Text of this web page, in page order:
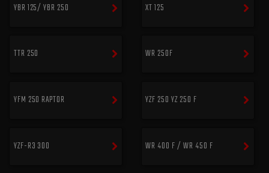
YBR 125/ YBR 250 XT 125
TTR 250 WR 250F
YFM 250 RAPTOR YZF 250 YZ 250 F
YZF-R3 300 WR 400 F / WR 450 F